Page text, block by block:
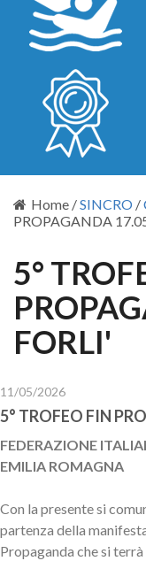
Home /SINCRO /
PROPAGANDA
5°
FORLI'
11/05/2026
5° TROFEO FIN
FEDERAZIONE
EMILIA ROMAGNA
Con la presente si
partenza della
Propaganda che si